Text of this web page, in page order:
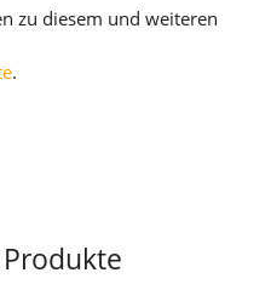
zu diesem und weiteren
.